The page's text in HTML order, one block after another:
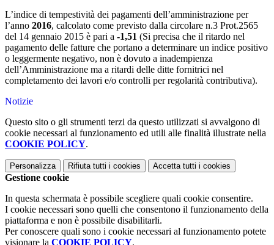
L’indice di tempestività dei pagamenti dell’amministrazione per
l’anno 2016, calcolato come previsto dalla circolare n.3 Prot.2565
del 14 gennaio 2015 è pari a -1,51 (Si precisa che il ritardo nel
pagamento delle fatture che portano a determinare un indice positivo
o leggermente negativo, non è dovuto a inadempienza
dell’Amministrazione ma a ritardi delle ditte fornitrici nel
completamento dei lavori e/o controlli per regolarità contributiva).
Notizie
Questo sito o gli strumenti terzi da questo utilizzati si avvalgono di
cookie necessari al funzionamento ed utili alle finalità illustrate nella
COOKIE POLICY.
Personalizza Rifiuta tutti i cookies Accetta tutti i cookies
Gestione cookie
In questa schermata è possibile scegliere quali cookie consentire.
I cookie necessari sono quelli che consentono il funzionamento della
piattaforma e non è possibile disabilitarli.
Per conoscere quali sono i cookie necessari al funzionamento potete
visionare la COOKIE POLICY.